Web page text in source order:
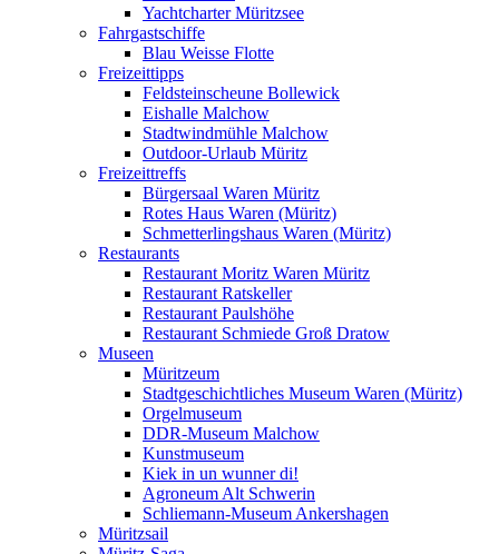
Yachtcharter Müritzsee
Fahrgastschiffe
Blau Weisse Flotte
Freizeittipps
Feldsteinscheune Bollewick
Eishalle Malchow
Stadtwindmühle Malchow
Outdoor-Urlaub Müritz
Freizeittreffs
Bürgersaal Waren Müritz
Rotes Haus Waren (Müritz)
Schmetterlingshaus Waren (Müritz)
Restaurants
Restaurant Moritz Waren Müritz
Restaurant Ratskeller
Restaurant Paulshöhe
Restaurant Schmiede Groß Dratow
Museen
Müritzeum
Stadtgeschichtliches Museum Waren (Müritz)
Orgelmuseum
DDR-Museum Malchow
Kunstmuseum
Kiek in un wunner di!
Agroneum Alt Schwerin
Schliemann-Museum Ankershagen
Müritzsail